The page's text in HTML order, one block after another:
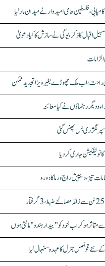
فلسطین حامی امیدوار نے میدان مار لیا
اقبال کا ذکر، یوگی نے سازش کا کیا دعویٰ
و دیگر رہنماؤں نے کیا معائنہ
سپر لگژری بس پھنس گئی
تیز، دیپیش راج ورما کا دورہ
ہو کر اب خود کو "بیدار ہندو" مانتی ہوں
نئے قونصل جنرل کا عہدہ سنبھال لیا